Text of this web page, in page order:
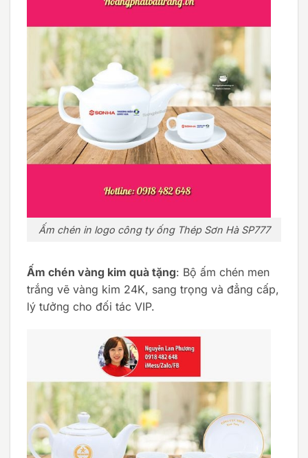
Ấm chén in logo công ty ống Thép Sơn Hà SP777
Ấm chén vàng kim quà tặng: Bộ ấm chén men
trắng vẽ vàng kim 24K, sang trọng và đẳng cấp,
lý tưởng cho đối tác VIP.